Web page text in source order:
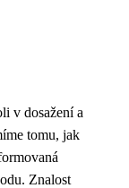
v dosažení a
tomu, jak
Znalost